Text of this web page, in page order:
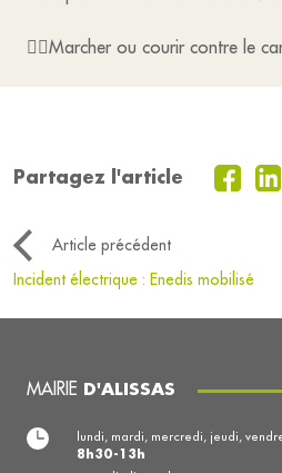
🚶‍♀️Marcher ou courir contre le
Partagez l'article
Article précédent
Incident électrique : Enedis mobilisé
MAIRIE D'ALISSAS
lundi, mardi, mercredi, jeudi,
8h30-13h